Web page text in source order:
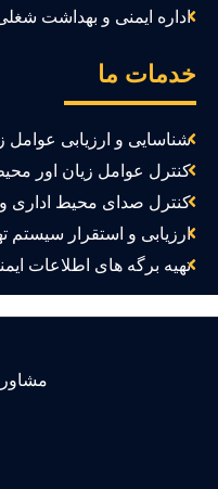
اداره ایمنی و بهداشت شغلی
ما
شناسایی و ارزیابی عوامل
کنترل عوامل زیان اور محیط
کنترل صدای محیط اداری و
ارزیابی و استقرار سیستم
تهیه برگه های اطلاعات ایمنی
مشاوره